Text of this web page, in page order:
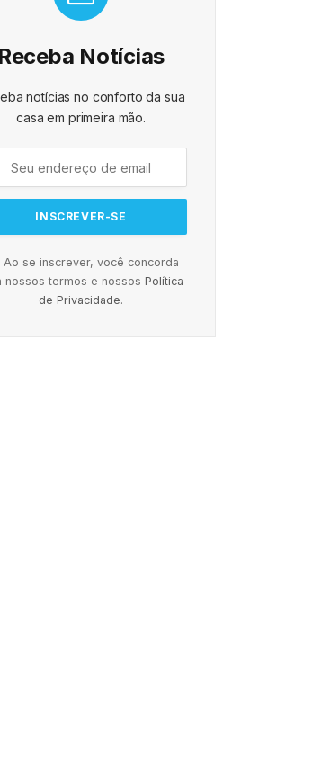
Receba Notícias
notícias no conforto da sua
casa em primeira mão.
Ao se inscrever, você concorda
nossos termos e nossos Política
de Privacidade.